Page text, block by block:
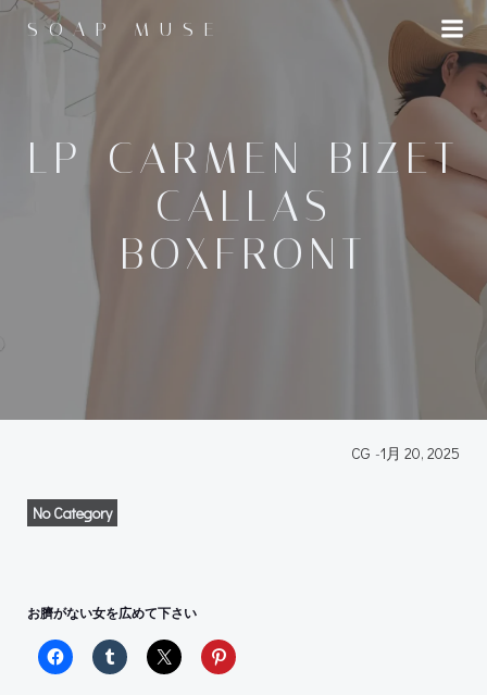
へ
ス
キ
ッ
プ
SOAP MUSE
LP_CARMEN_BIZET
-CALLAS-
BOXFRONT
CG -1月 20, 2025
No Category
お臍がない女を広めて下さい